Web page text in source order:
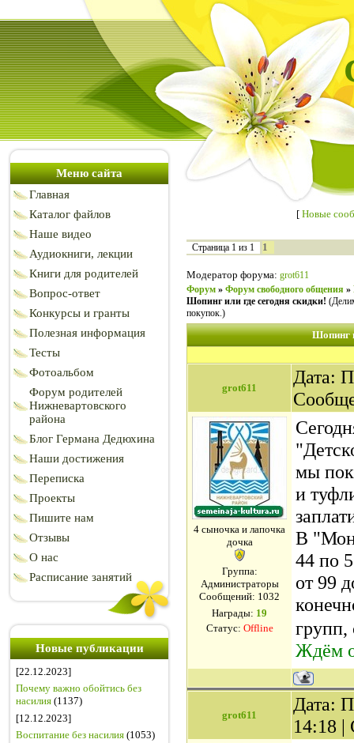
Меню сайта
Главная
Каталог файлов
Наше видео
Аудиокниги, лекции
Книги для родителей
Вопрос-ответ
Конкурсы и гранты
Полезная информация
Тесты
Фотоальбом
Форум родителей
Нижневартовского
района
Блог Германа Дедюхина
Наши достижения
Переписка
Проекты
Пишите нам
Отзывы
О нас
Расписание занятий
Новые публикации
[22.12.2023]
Почему важно обойтись без
насилия (1137)
[12.12.2023]
Воспитание без насилия (1053)
[ Новые
Страница 1 из 1 1
Модератор форума: grot611
Форум » Форум свободного общения »
Шопинг или где сегодня скидки!
покупок.)
Шопинг
grot611
Дата:
4 сыночка и лапочка
дочка
Группа:
Администраторы
Сообщений: 1032
Награды: 19
Статус: Offline
мы
и
В
44 по
от 99
групп,
Ждём
grot611
Дата:
14:18